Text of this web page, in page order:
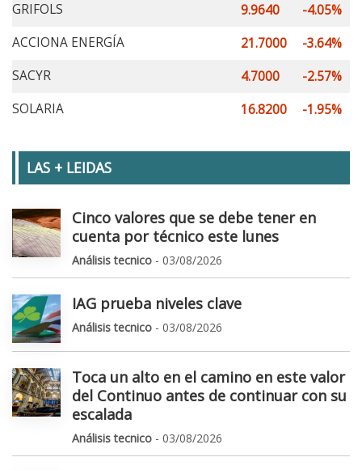
GRIFOLS
9.9640
-4.05%
ACCIONA ENERGÍA
21.7000
-3.64%
SACYR
4.7000
-2.57%
SOLARIA
16.8200 -1.95%
LAS + LEIDAS
Cinco valores que se debe tener en
cuenta por técnico este lunes
Análisis tecnico - 03/08/2026
IAG prueba niveles clave
Análisis tecnico - 03/08/2026
Toca un alto en el camino en este valor
del Continuo antes de continuar con su
escalada
Análisis tecnico - 03/08/2026